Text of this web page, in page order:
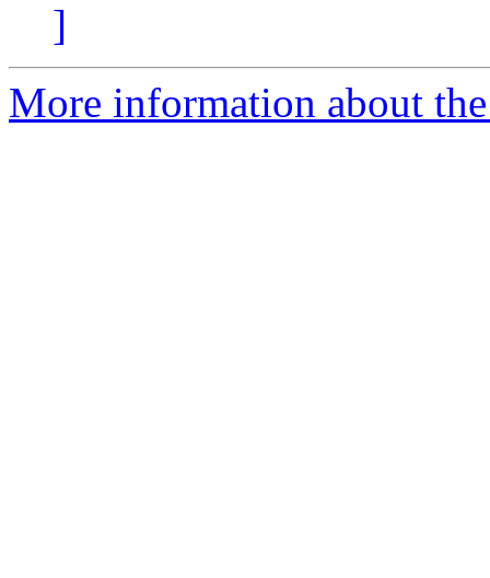
]
More information about